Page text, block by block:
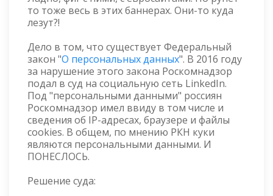
то тоже весь в этих баннерах. Они-то куда
лезут?!
Дело в том, что существует Федеральный
закон "О персональных данных". В 2016 году
за нарушение этого закона Роскомнадзор
подал в суд на социальную сеть LinkedIn.
Под "персональными данными" россиян
Роскомнадзор имел ввиду в том числе и
сведения об IP-адресах, браузере и файлы
cookies. В общем, по мнению РКН куки
являются персональными данными. И
ПОНЕСЛОСЬ.
Решение суда: